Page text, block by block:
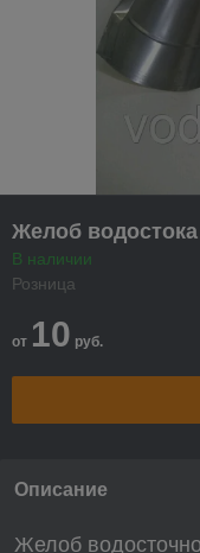
Желоб
В наличии
Розница
от 10 руб.
Описание
Желоб